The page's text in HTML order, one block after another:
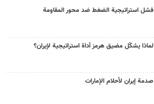
فشل استراتيجية الضغط ضد محور المقاومة
لماذا يشكّل مضيق هرمز أداة استراتيجية لإيران؟
صدمة إيران لأحلام الإمارات